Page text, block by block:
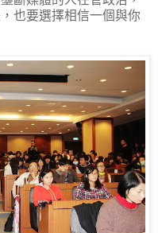
也要選擇相信一個與你